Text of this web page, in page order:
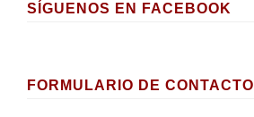
SÍGUENOS EN FACEBOOK
FORMULARIO DE CONTACTO